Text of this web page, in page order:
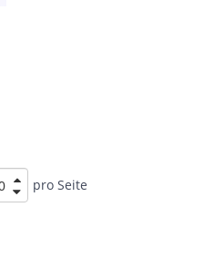
pro Seite